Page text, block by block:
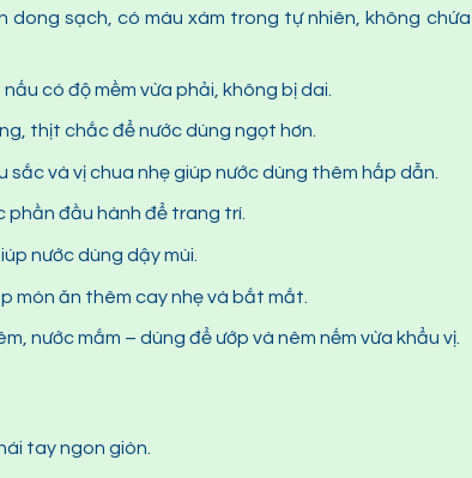
dong sạch, có màu xám trong tự nhiên, không chứa
có độ mềm vừa phải, không bị dai.
thịt chắc để nước dùng ngọt hơn.
và vị chua nhẹ giúp nước dùng thêm hấp dẫn.
phần đầu hành để trang trí.
nước dùng dậy mùi.
món ăn thêm cay nhẹ và bắt mắt.
nước mắm – dùng để ướp và nêm nếm vừa khẩu vị.
tay ngon giòn.